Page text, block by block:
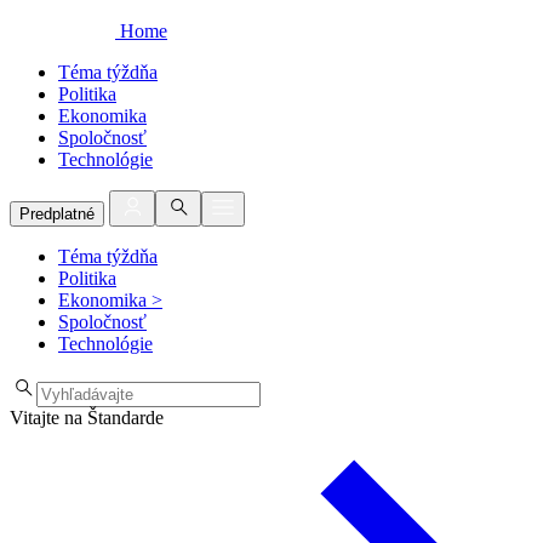
Home
Téma týždňa
Politika
Ekonomika
Spoločnosť
Technológie
Predplatné
Téma týždňa
Politika
Ekonomika >
Spoločnosť
Technológie
Vitajte na Štandarde